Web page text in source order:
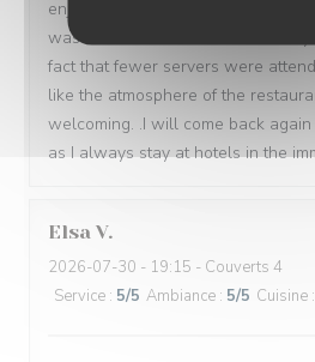
enjoyed my first time meal, I felt
was even better. Service was
fact that fewer servers were
like the atmosphere of the
welcoming. .I will come back
as I always stay at hotels in the
Elsa V
2026-07-30 - 19:15 - Couverts 4
Service : 5/5 Ambiance : 5/5 Cuisine :